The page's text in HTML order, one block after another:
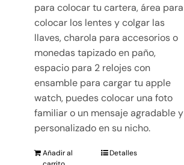
para colocar tu cartera, área para
colocar los lentes y colgar las
llaves, charola para accesorios o
monedas tapizado en paño,
espacio para 2 relojes con
ensamble para cargar tu apple
watch, puedes colocar una foto
familiar o un mensaje agradable y
personalizado en su nicho.
Añadir al
Detalles